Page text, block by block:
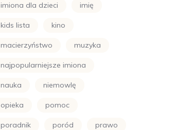
imiona dla dzieci imię
kids lista kino
macierzyństwo muzyka
najpopularniejsze imiona
nauka niemowlę
opieka pomoc
poradnik poród prawo